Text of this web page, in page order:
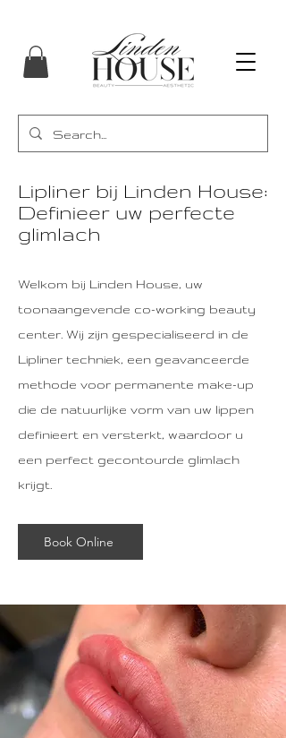
Lipliner bij Linden House:
Definieer uw perfecte
glimlach
Welkom bij Linden House, uw
toonaangevende co-working beauty
center. Wij zijn gespecialiseerd in de
Lipliner techniek, een geavanceerde
methode voor permanente make-up
die de natuurlijke vorm van uw lippen
definieert en versterkt, waardoor u
een perfect gecontourde glimlach
krijgt.
Book Online